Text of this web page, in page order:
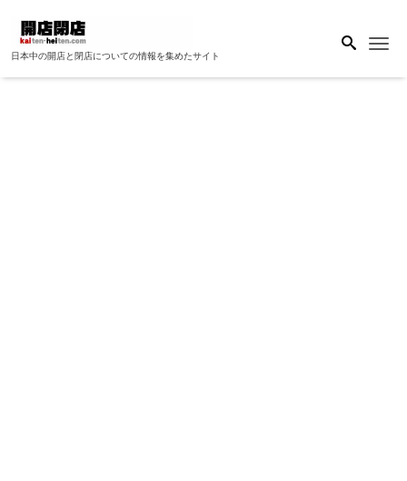
日本中の開店と閉店についての情報を集めたサイト